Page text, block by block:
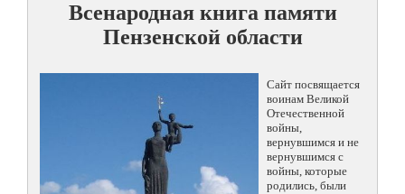
Всенародная книга памяти
Пензенской области
Сайт посвящается
воинам Великой
Отечественной
войны,
вернувшимся и не
вернувшимся с
войны, которые
родились, были